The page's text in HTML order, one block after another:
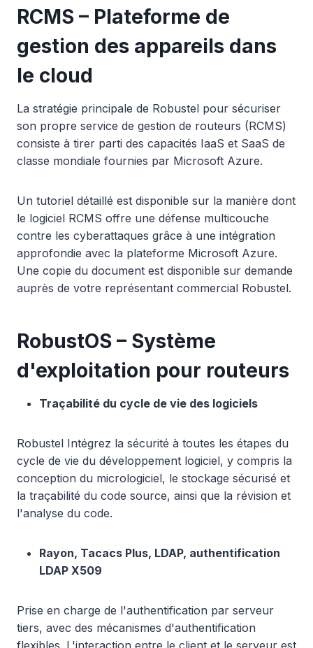
RCMS – Plateforme de
gestion des appareils dans
le cloud
La stratégie principale de Robustel pour sécuriser
son propre service de gestion de routeurs (RCMS)
consiste à tirer parti des capacités IaaS et SaaS de
classe mondiale fournies par Microsoft Azure.
Un tutoriel détaillé est disponible sur la manière dont
le logiciel RCMS offre une défense multicouche
contre les cyberattaques grâce à une intégration
approfondie avec la plateforme Microsoft Azure.
Une copie du document est disponible sur demande
auprès de votre représentant commercial Robustel.
RobustOS – Système
d'exploitation pour routeurs
Traçabilité du cycle de vie des logiciels
Robustel Intégrez la sécurité à toutes les étapes du
cycle de vie du développement logiciel, y compris la
conception du micrologiciel, le stockage sécurisé et
la traçabilité du code source, ainsi que la révision et
l'analyse du code.
Rayon, Tacacs Plus, LDAP, authentification
LDAP X509
Prise en charge de l'authentification par serveur
tiers, avec des mécanismes d'authentification
flexibles. L'interaction entre le client et le serveur est